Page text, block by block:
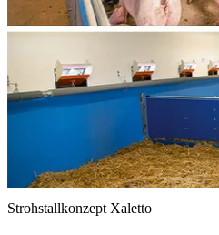
Strohstallkonzept Xaletto